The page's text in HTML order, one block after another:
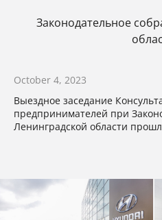
Законодательное
October 4, 2023
Выездное заседание
предпринимателей при
Ленинградской области